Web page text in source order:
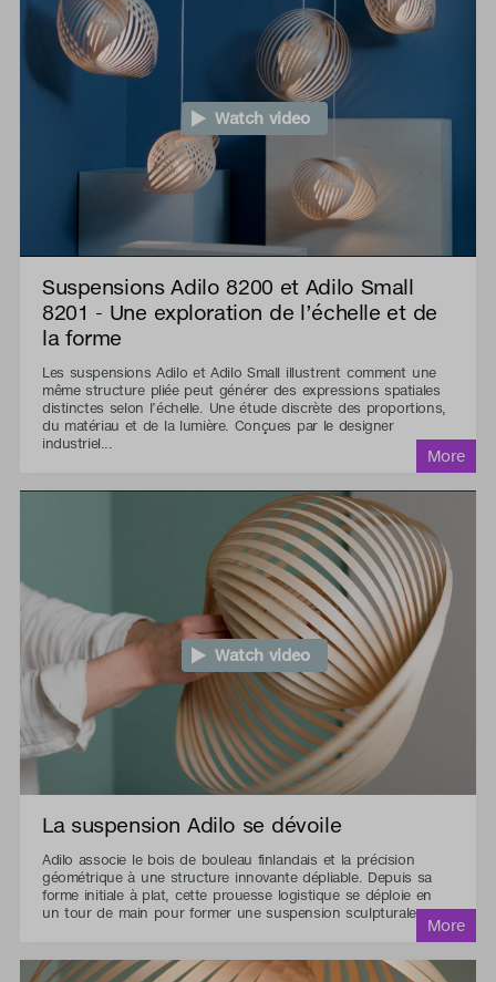
Watch video
Suspensions Adilo 8200 et Adilo Small
8201 - Une exploration de l’échelle et de
la forme
Les suspensions Adilo et Adilo Small illustrent comment une
même structure pliée peut générer des expressions spatiales
distinctes selon l’échelle. Une étude discrète des proportions,
du matériau et de la lumière. Conçues par le designer
industriel...
Watch video
La suspension Adilo se dévoile
Adilo associe le bois de bouleau finlandais et la précision
géométrique à une structure innovante dépliable. Depuis sa
forme initiale à plat, cette prouesse logistique se déploie en
un tour de main pour former une suspension sculpturale.